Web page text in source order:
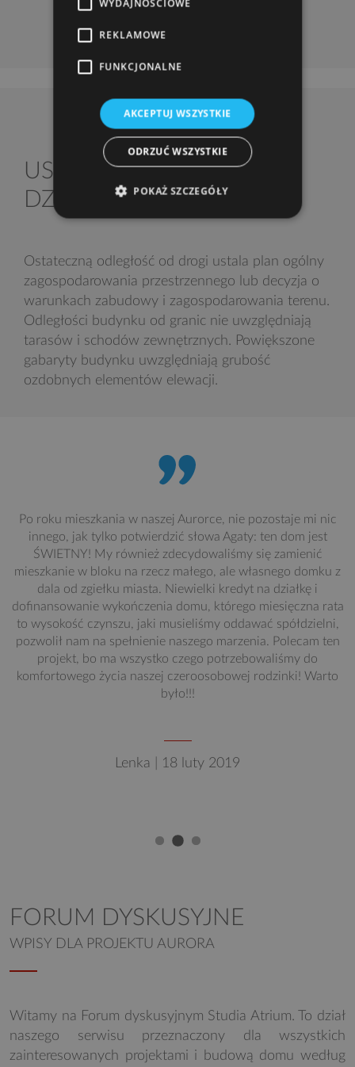
USYTUOWANIE NA
DZIAŁCE
Ostateczną odległość od drogi ustala plan ogólny
zagospodarowania przestrzennego lub decyzja o
warunkach zabudowy i zagospodarowania terenu.
Odległości budynku od granic nie uwzględniają
tarasów i schodów zewnętrznych. Powiększone
gabaryty budynku uwzględniają grubość
ozdobnych elementów elewacji.
Po roku mieszkania w naszej Aurorce, nie pozostaje mi nic
innego, jak tylko potwierdzić słowa Agaty: ten dom jest
ŚWIETNY! My również zdecydowaliśmy się zamienić
mieszkanie w bloku na rzecz małego, ale własnego domku z
dala od zgiełku miasta. Niewielki kredyt na działkę i
dofinansowanie wykończenia domu, którego miesięczna rata
to wysokość czynszu, jaki musieliśmy oddawać spółdzielni,
pozwolił nam na spełnienie naszego marzenia. Polecam ten
projekt, bo ma wszystko czego potrzebowaliśmy do
komfortowego życia naszej czeroosobowej rodzinki! Warto
było!!!
Lenka | 18 luty 2019
FORUM DYSKUSYJNE
WPISY DLA PROJEKTU AURORA
Witamy na Forum dyskusyjnym Studia Atrium. To dział
naszego serwisu przeznaczony dla wszystkich
zainteresowanych projektami i budową domu według
WYDAJNOŚCIOWE
REKLAMOWE
FUNKCJONALNE
AKCEPTUJ WSZYSTKIE
ODRZUĆ WSZYSTKIE
POKAŻ SZCZEGÓŁY